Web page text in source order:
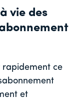
vie des
rapidement ce
et